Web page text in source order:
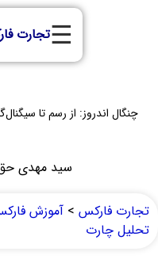
☰تجارت
سید مهدی
تجارت فارکس > آموزش
تحلیل چارت